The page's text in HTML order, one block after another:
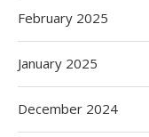
February 2025
January 2025
December 2024